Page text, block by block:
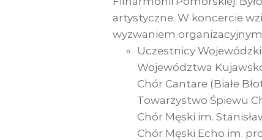
artystyczne. W koncercie
wyzwaniem
Uczestnicy
Województwa
Chór Cantare (Białe
Towarzystwo Śpiewu
Chór Męski im.
Chór Męski Echo im.